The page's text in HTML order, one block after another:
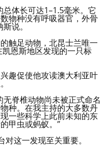
体长可达1–1.5毫米。它
物种没有呼吸器官，外骨
说。
触足动物，北昆士兰唯一
恩斯地区发现的一只标
趣促使他攻读澳大利亚叶
脊椎动物尚未被正式命名
种。在我主持的大多数丹
一些科学上此前未知的东
甲虫或蚂蚁。”
这一发现至关重要。